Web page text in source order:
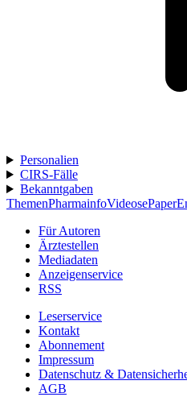
Personalien
CIRS-Fälle
Bekanntgaben
ThemenPharmainfoVideosePaper
Für Autoren
Ärztestellen
Mediadaten
Anzeigenservice
RSS
Leserservice
Kontakt
Abonnement
Impressum
Datenschutz &
AGB